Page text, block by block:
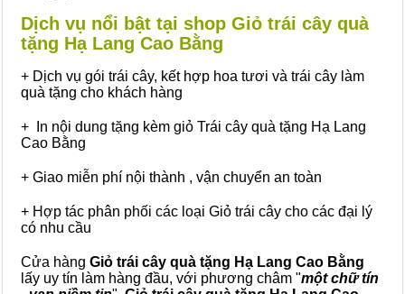
Dịch vụ nổi bật tại shop Giỏ trái cây quà
tặng Hạ Lang Cao Bằng
+ Dịch vụ gói trái cây, kết hợp hoa tươi và trái cây làm
quà tặng cho khách hàng
+ In nội dung tặng kèm giỏ Trái cây quà tặng Hạ Lang
Cao Bằng
+ Giao miễn phí nội thành , vận chuyển an toàn
+ Hợp tác phân phối các loại Giỏ trái cây cho các đại lý
có nhu cầu
Cửa hàng Giỏ trái cây quà tặng Hạ Lang Cao Bằng
lấy uy tín làm hàng đầu, với phương châm "một chữ tín